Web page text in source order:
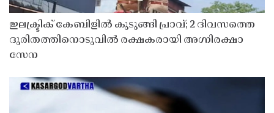
ഇലക്ട്രിക് കേബിളിൽ കുടുങ്ങി പ്രാവ്; 2 ദിവസത്തെ
ദുരിതത്തിനൊടുവിൽ രക്ഷകരായി അഗ്നിരക്ഷാ
സേന